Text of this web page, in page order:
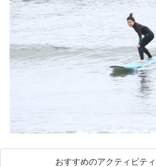
おすすめのアクティビテ